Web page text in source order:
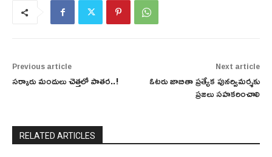
Previous article
సర్కారు మందులు చెత్తలో పాతర..!
Next article
ఓటరు జాబితా ప్రత్యేక పునర్విమర్శకు
ప్రజలు సహకరించాలి
RELATED ARTICLES